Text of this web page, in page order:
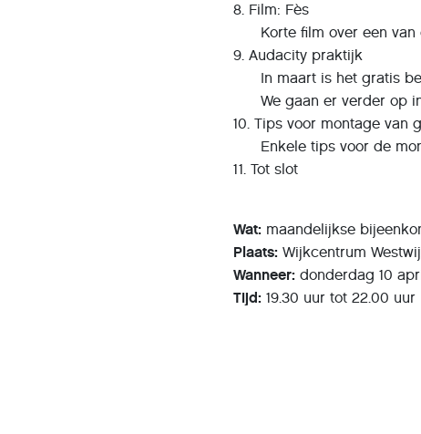
8. Film: Fès
Korte film over een van
9. Audacity praktijk
In maart is het gratis
We gaan er verder op in
10. Tips voor montage van
Enkele tips voor de
11. Tot slot
Wat: maandelijkse
Plaats: Wijkcentrum
Wanneer: donderdag 10
Tijd: 19.30 uur tot 22.00 uur